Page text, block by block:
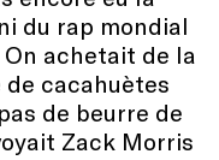
du rap mondial
achetait de la
cacahuètes
de beurre de
Zack Morris